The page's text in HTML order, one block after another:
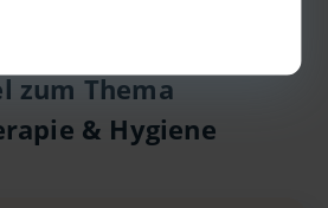
zum Thema
& Hygiene